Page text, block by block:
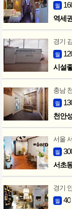
월
역세
경기
월
시설
충남
월
천안
서울
월
서초
경기
월 40